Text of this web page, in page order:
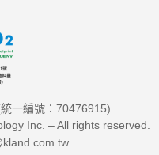
一編號：70476915)
Inc. – All rights reserved.